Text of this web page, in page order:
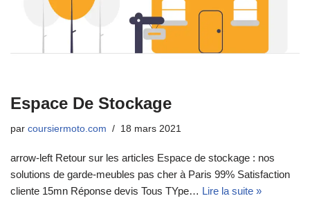
Espace De Stockage
par coursiermoto.com 18 mars 2021
arrow-left Retour sur les articles Espace de stockage : nos
solutions de garde-meubles pas cher à Paris 99% Satisfaction
cliente 15mn Réponse devis Tous TYpe… Lire la suite »